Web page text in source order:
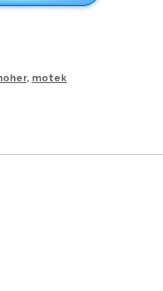
, motek